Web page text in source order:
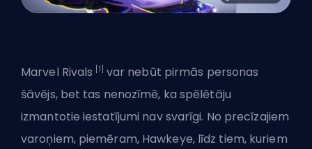
Marvel Rivals [1] var nebūt pirmās personas
šāvējs, bet tas nenozīmē, ka spēlētāju
izmantotie iestatījumi nav svarīgi. No precīzajiem
varoņiem, piemēram, Hawkeye, līdz tiem, kuriem